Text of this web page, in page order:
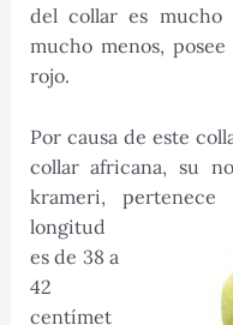
del collar es mucho
mucho menos,
rojo.
Por causa de este
collar africana, su
krameri,
longitud
es de 38 a
42
centímet